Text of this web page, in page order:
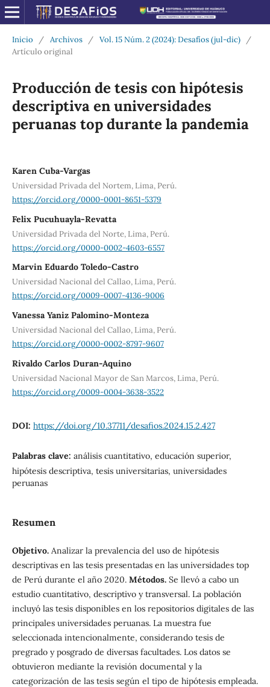
Inicio / Archivos / Vol. 15 Núm. 2 (2024): Desafíos (jul-dic)
/
Artículo original
Producción de tesis con hipótesis
descriptiva en universidades
peruanas top durante la pandemia
Karen Cuba-Vargas
Universidad Privada del Nortem, Lima, Perú.
https://orcid.org/0000-0001-8651-5379
Felix Pucuhuayla-Revatta
Universidad Privada del Norte, Lima, Perú.
https://orcid.org/0000-0002-4603-6557
Marvin Eduardo Toledo-Castro
Universidad Nacional del Callao, Lima, Perú.
https://orcid.org/0009-0007-4136-9006
Vanessa Yaniz Palomino-Monteza
Universidad Nacional del Callao, Lima, Perú.
https://orcid.org/0000-0002-8797-9607
Rivaldo Carlos Duran-Aquino
Universidad Nacional Mayor de San Marcos, Lima, Perú.
https://orcid.org/0009-0004-3638-3522
DOI: https://doi.org/10.37711/desafios.2024.15.2.427
Palabras clave: análisis cuantitativo, educación superior,
hipótesis descriptiva, tesis universitarias, universidades
peruanas
Resumen
Objetivo. Analizar la prevalencia del uso de hipótesis
descriptivas en las tesis presentadas en las universidades top
de Perú durante el año 2020. Métodos. Se llevó a cabo un
estudio cuantitativo, descriptivo y transversal. La población
incluyó las tesis disponibles en los repositorios digitales de las
principales universidades peruanas. La muestra fue
seleccionada intencionalmente, considerando tesis de
pregrado y posgrado de diversas facultades. Los datos se
obtuvieron mediante la revisión documental y la
categorización de las tesis según el tipo de hipótesis empleada.